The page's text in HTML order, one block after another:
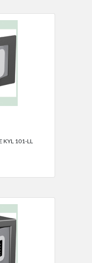
KYL 101-LL